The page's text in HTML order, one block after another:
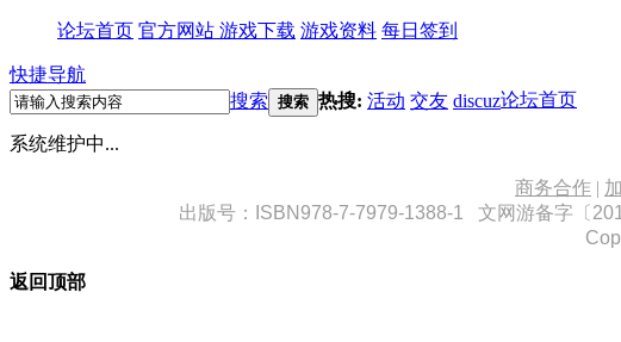
论坛首页 官方网站 游戏下载 游戏资料 每日签到
快捷导航
搜索 搜索 热搜: 活动 交友 discuz论坛首页
系统维护中...
商务合作 |
出版号：
ISBN978-7-7979-1388-1 文网游备字 〔
返回顶部